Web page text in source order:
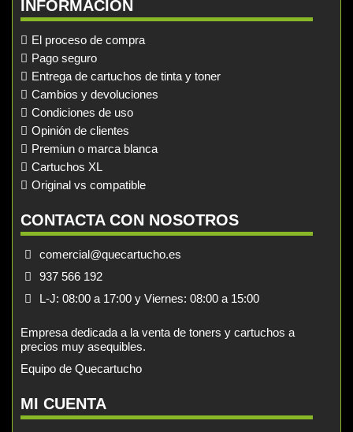
INFORMACIÓN
El proceso de compra
Pago seguro
Entrega de cartuchos de tinta y toner
Cambios y devoluciones
Condiciones de uso
Opinión de clientes
Premiun o marca blanca
Cartuchos XL
Original vs compatible
CONTACTA CON NOSOTROS
comercial@quecartucho.es
937 566 192
L-J: 08:00 a 17:00 y Viernes: 08:00 a 15:00
Empresa dedicada a la venta de toners y cartuchos a
precios muy asequibles.
Equipo de Quecartucho
MI CUENTA